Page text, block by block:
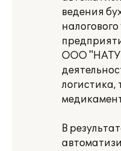
ведения
ООО
логистика,
В